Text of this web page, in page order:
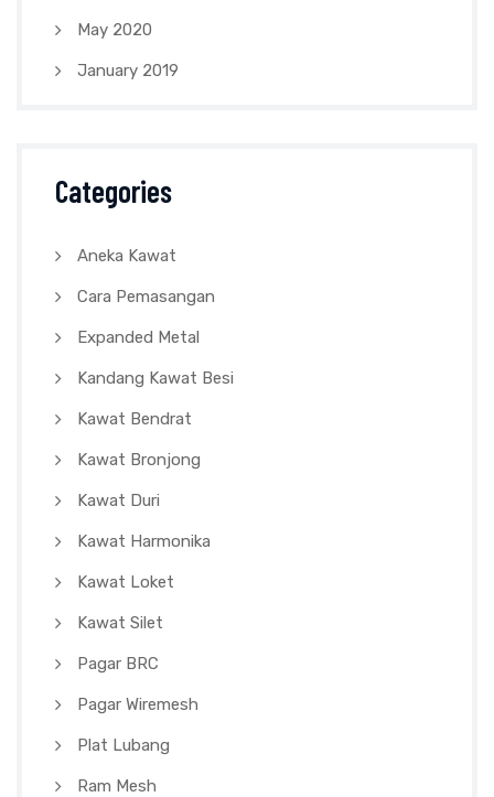
May 2020
January 2019
Categories
Aneka Kawat
Cara Pemasangan
Expanded Metal
Kandang Kawat Besi
Kawat Bendrat
Kawat Bronjong
Kawat Duri
Kawat Harmonika
Kawat Loket
Kawat Silet
Pagar BRC
Pagar Wiremesh
Plat Lubang
Ram Mesh